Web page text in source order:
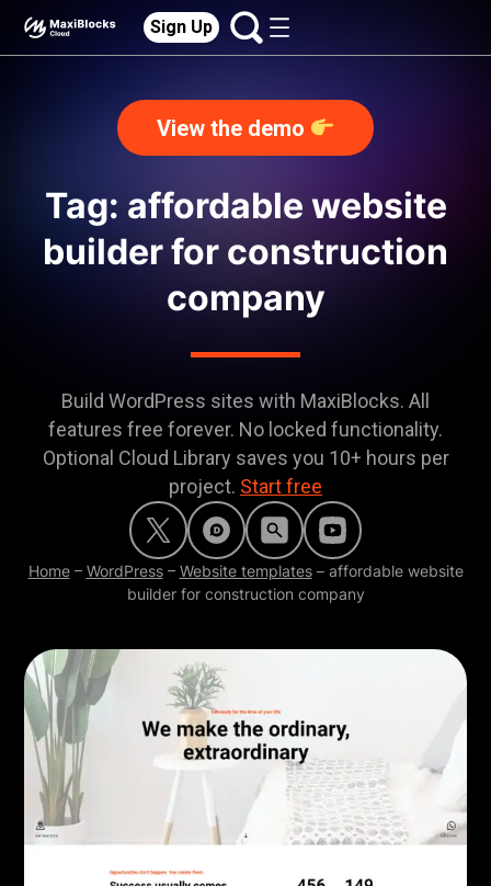
Sign Up
View the demo
Tag: affordable website
builder for construction
company
Build WordPress sites with MaxiBlocks. All
features free forever. No locked functionality.
Optional Cloud Library saves you 10+ hours per
project. Start free
Home– WordPress– Website templates– affordable website
builder for construction company